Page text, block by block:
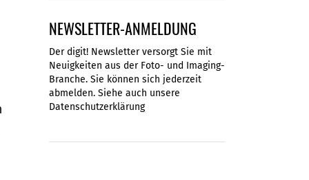
NEWSLETTER-ANMELDUNG
Der digit! Newsletter versorgt Sie mit
Neuigkeiten aus der Foto- und Imaging-
Branche. Sie können sich jederzeit
abmelden. Siehe auch unsere
Datenschutzerklärung